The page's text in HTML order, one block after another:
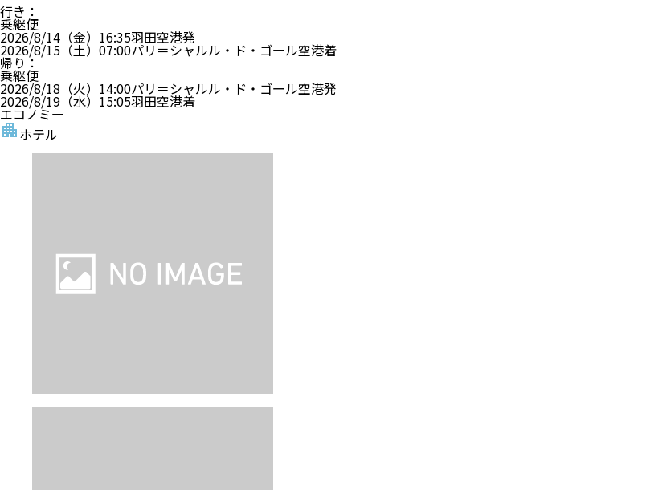
行き ：
乗継便
2026/8/14（金） 16:35羽田空港発
2026/8/15（土） 07:00パリ＝シャルル・ド・ゴール空港着
帰り ：
乗継便
2026/8/18（火） 14:00パリ＝シャルル・ド・ゴール空港発
2026/8/19（水） 15:05羽田空港着
エコノミー
ホテル